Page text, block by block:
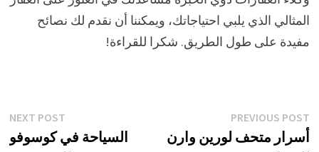
المثالي الذي يلبي احتياجاتك، ويمكننا أن نقدم لك نصائح
مفيدة على طول الطريق. شكرا للقراءة!
تصفّح
PREVIOUS POST
Previous
post:
أسرار متحف لورين وارن
NEXT POST
السياحة في كوسوفو